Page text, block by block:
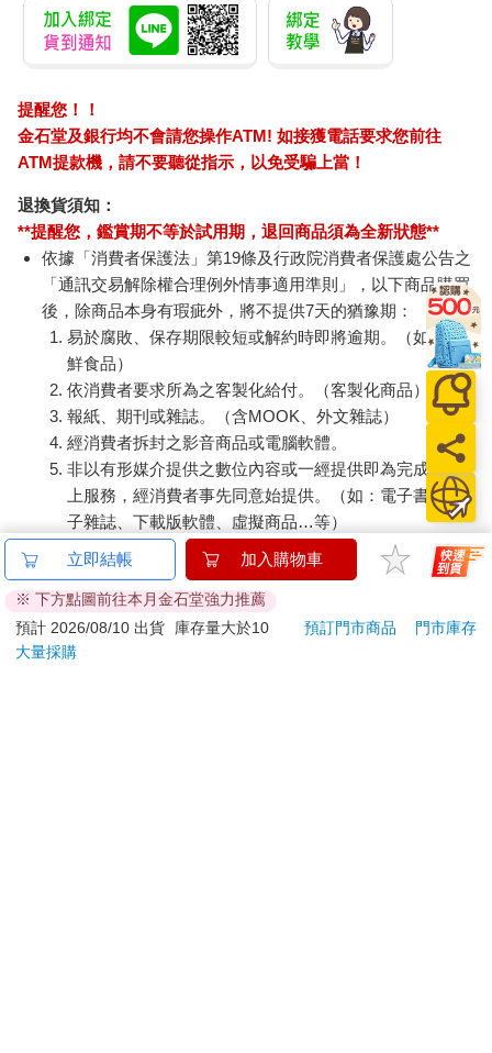
從第2章開始，將正式進入具體的實踐方法。
想洞察一個人，我們該怎麼做？
如何提升識人的能力？這是可以訓練的嗎？
盲目地行動也不會有結果。
我們必須先掌握「架構」，這是捷徑。
跟空手道或劍道很類似，一開始要先建立架構的概念。
有運動經驗的人應該都懂。
鍛鍊肌肉也一樣。盲目地重訓不會有效果，正確的動作和適當的
負重，並且有意識地運用特定肌肉，規律、堅定地努力，才是祕
每天的訓練，並不需要什麼天賦。
我希望大家可以抱持相同的想法。
在世界最頂端獵才公司磨練出來的祕密智慧，在此首次公開。我
會依序詳細說明。
想提升識人的能力，我們可以把人視為一棟建築物，分不同樓
層。不妨想像成是一棟地下室很深的建築物。
一樓是「經驗、知識、技能」，地下一樓是「能力」，地下二樓
是「潛力」，最底層的地下三樓則是「原動力」。
從地面上的一樓、地下一樓到地下三樓，逐漸往下深入。
這種建築物應該不存在於世界上，但請發揮你的想像力。我想像
的是巴黎羅浮宮的玻璃金字塔，雖然外表看起來是玻璃金字塔，
但是地底下卻大有乾坤。
地面上是容易被他人看見與了解，也容易改變的部分。越往下深
順道一提，「人是可以改變的嗎？」這是非常大的議題，目前的
共識是，有容易改變的部分，也有不容易改變的部分。
提醒您！！
金石堂及銀行均不會請您操作ATM! 如接獲電話要求您前往
ATM提款機，請不要聽從指示，以免受騙上當！
退換貨須知：
**提醒您，鑑賞期不等於試用期，退回商品須為全新狀態**
依據「消費者保護法」第19條及行政院消費者保護處公告之
「通訊交易解除權合理例外情事適用準則」，以下商品購買
後，除商品本身有瑕疵外，將不提供7天的猶豫期：
易於腐敗、保存期限較短或解約時即將逾期。（如：生
鮮食品）
依消費者要求所為之客製化給付。（客製化商品）
報紙、期刊或雜誌。（含MOOK、外文雜誌）
經消費者拆封之影音商品或電腦軟體。
非以有形媒介提供之數位內容或一經提供即為完成之線
上服務，經消費者事先同意始提供。（如：電子書、電
子雜誌、下載版軟體、虛擬商品…等）
已拆封之個人衛生用品。（如：內衣褲、刮鬍刀、除毛
若非上列種類商品，均享有到貨7天的猶豫期（含例假
日）。
辦理退換貨時，商品（組合商品恕無法接受單獨退貨）必須
立即結帳 加入購物車
※ 下方點圖前往本月金石堂強力推薦
預計 2026/08/10 出貨
庫存量大於10 預訂門市商品
門市庫存
大量採購